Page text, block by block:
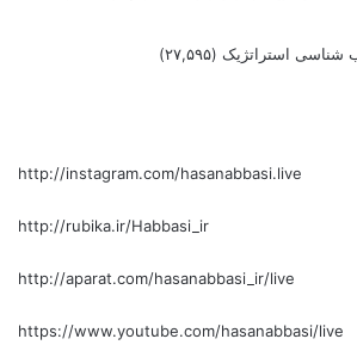
شناسی استراتژیک (۲۷,۵۹۵)
http://instagram.com/hasanabbasi.live
http://rubika.ir/Habbasi_ir
http://aparat.com/hasanabbasi_ir/live
https://www.youtube.com/hasanabbasi/live